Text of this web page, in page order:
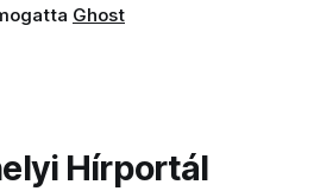
Ghost
Hírportál